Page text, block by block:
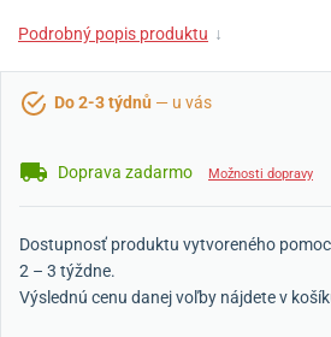
Podrobný popis produktu ↓
Do 2-3 týdnů — u vás
Doprava zadarmo Možnosti dopravy
Dostupnosť produktu vytvoreného
2 – 3 týždne.
Výslednú cenu danej voľby nájdete v